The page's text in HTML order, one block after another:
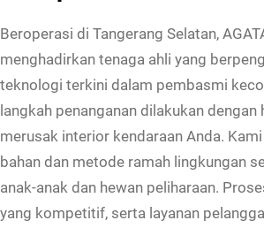
Beroperasi di Tangerang Selatan,
menghadirkan tenaga ahli yang
teknologi terkini dalam pembasmi
langkah penanganan dilakukan
merusak interior kendaraan Anda.
bahan dan metode ramah lingkungan
anak-anak dan hewan peliharaan.
yang kompetitif, serta layanan